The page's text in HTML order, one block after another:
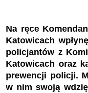
Na ręce
Katowicach
policjantów z
Katowicach oraz
prewencji policji.
w nim swoją